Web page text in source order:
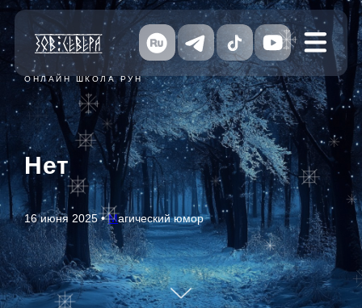
ОНЛАЙН ШКОЛА РУН
Нет
16 июня 2025 •Магический юмор